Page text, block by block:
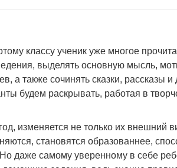
классу ученик уже многое
выделять основную мысль,
а также сочинять сказки, рассказы
будем раскрывать, работая в
изменяется не только их внешний
становятся образованнее,
даже самому уверенному в себе